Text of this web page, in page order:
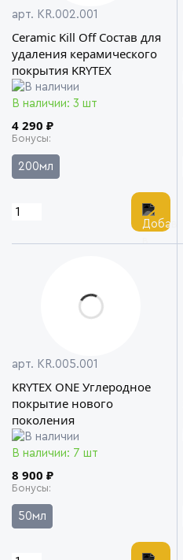
арт. KR.002.001
Ceramic Kill Off Состав для
удаления керамического
покрытия KRYTEX
В наличии: 3 шт
4 290 ₽
Бонусы
200мл
арт. KR.005.001
KRYTEX ONE Углеродное
покрытие нового
поколения
В наличии: 7 шт
8 900 ₽
Бонусы
50мл